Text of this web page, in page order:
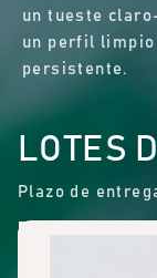
un tueste
un perfil
persistente.
LOTES
Plazo de